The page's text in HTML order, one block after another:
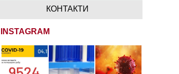
КОНТАКТИ
INSTAGRAM